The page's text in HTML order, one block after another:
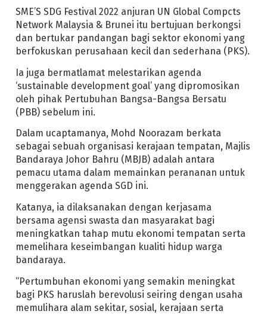
SME’S SDG Festival 2022 anjuran UN Global Compcts
Network Malaysia & Brunei itu bertujuan berkongsi
dan bertukar pandangan bagi sektor ekonomi yang
berfokuskan perusahaan kecil dan sederhana (PKS).
Ia juga bermatlamat melestarikan agenda
‘sustainable development goal’ yang dipromosikan
oleh pihak Pertubuhan Bangsa-Bangsa Bersatu
(PBB) sebelum ini.
Dalam ucaptamanya, Mohd Noorazam berkata
sebagai sebuah organisasi kerajaan tempatan, Majlis
Bandaraya Johor Bahru (MBJB) adalah antara
pemacu utama dalam memainkan perananan untuk
menggerakan agenda SGD ini.
Katanya, ia dilaksanakan dengan kerjasama
bersama agensi swasta dan masyarakat bagi
meningkatkan tahap mutu ekonomi tempatan serta
memelihara keseimbangan kualiti hidup warga
bandaraya.
“Pertumbuhan ekonomi yang semakin meningkat
bagi PKS haruslah berevolusi seiring dengan usaha
memulihara alam sekitar, sosial, kerajaan serta